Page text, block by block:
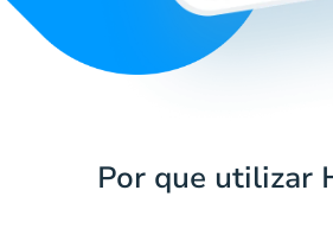
Por que utilizar